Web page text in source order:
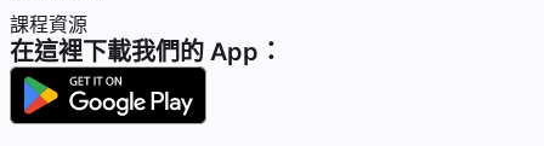
課程資源
在這裡下載我們的 App：